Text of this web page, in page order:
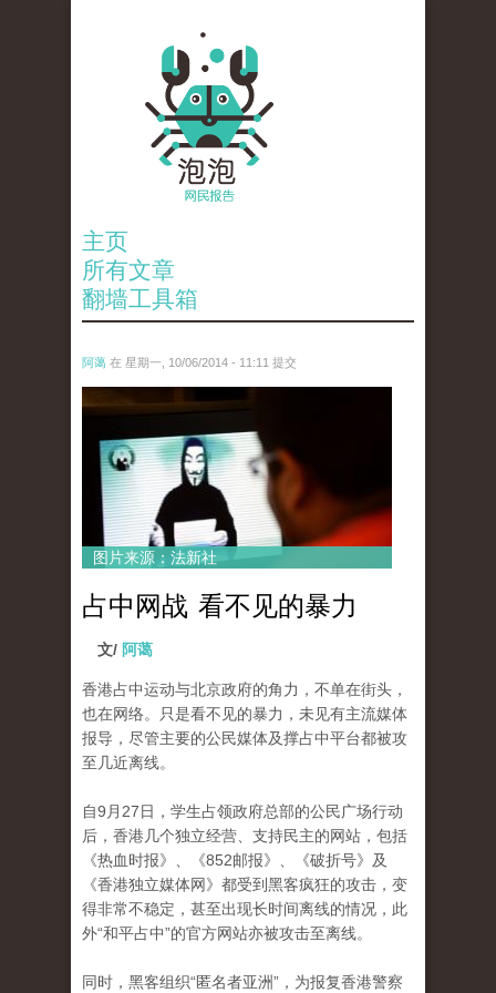
主页
所有文章
翻墙工具箱
阿蔼 在 星期一, 10/06/2014 - 11:11 提交
anp-25398470.jpg
图片来源：法新社
占中网战 看不见的暴力
文/ 阿蔼
香港占中运动与北京政府的角力，不单在街头，
也在网络。
只是看不见的暴力，未见有主流媒体
报导，尽管主要的公民媒体及撑占中平台都被攻
至几近离线。
自9月27日，学生占领政府总部的公民广场行动
后，香​​港几个独立经营、支持民主的网站，包括
《热血时报》、《852邮报》、《破折号》及
《香港独立媒体网》都受到黑客疯狂的攻击，变
得非常不稳定，甚至出现长时间离线的情况，此
外“和平占中”的官方网站亦被攻击至离线。
同时，黑客组织“匿名者亚洲”，为报复香港警察